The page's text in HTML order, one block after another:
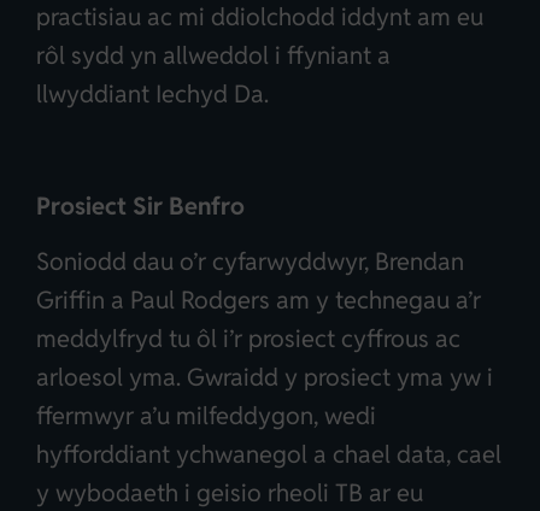
practisiau ac mi ddiolchodd iddynt am eu
rôl sydd yn allweddol i ffyniant a
llwyddiant Iechyd Da.
Prosiect Sir Benfro
Soniodd dau o’r cyfarwyddwyr, Brendan
Griffin a Paul Rodgers am y technegau a’r
meddylfryd tu ôl i’r prosiect cyffrous ac
arloesol yma. Gwraidd y prosiect yma yw i
ffermwyr a’u milfeddygon, wedi
hyfforddiant ychwanegol a chael data, cael
y wybodaeth i geisio rheoli TB ar eu